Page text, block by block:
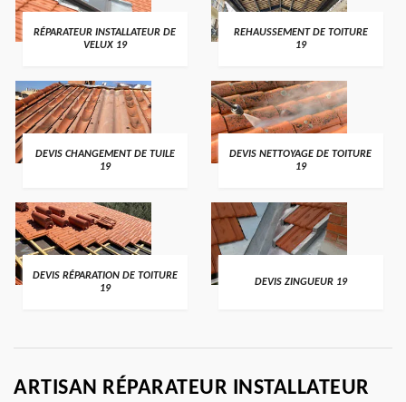
RÉPARATEUR INSTALLATEUR DE
VELUX 19
REHAUSSEMENT DE TOITURE
19
DEVIS CHANGEMENT DE TUILE
19
DEVIS NETTOYAGE DE TOITURE
19
DEVIS RÉPARATION DE TOITURE
19
DEVIS ZINGUEUR 19
ARTISAN RÉPARATEUR INSTALLATEUR